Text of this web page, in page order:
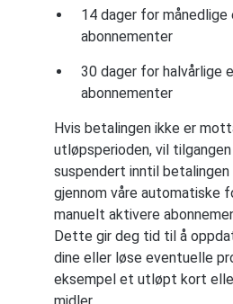
14 dager for
abonnementer
30 dager for halvårlige
abonnementer
Hvis betalingen ikke er
utløpsperioden, vil
suspendert inntil
gjennom våre automatiske
manuelt aktivere
Dette gir deg tid til å
dine eller løse eventuelle
eksempel et utløpt kort